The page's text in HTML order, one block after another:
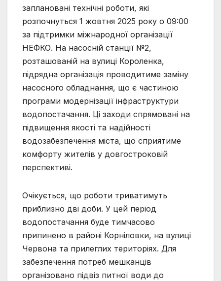
заплановані технічні роботи, які
розпочнуться 1 жовтня 2025 року о 09:00
за підтримки міжнародної організації
НЕФКО. На насосній станції №2,
розташованій на вулиці Короленка,
підрядна організація проводитиме заміну
насосного обладнання, що є частиною
програми модернізації інфраструктури
водопостачання. Ці заходи спрямовані на
підвищення якості та надійності
водозабезпечення міста, що сприятиме
комфорту жителів у довгостроковій
перспективі.
Очікується, що роботи триватимуть
приблизно дві доби. У цей період
водопостачання буде тимчасово
припинено в районі Корніловки, на вулиці
Червона та прилеглих територіях. Для
забезпечення потреб мешканців
організовано підвіз питної води до